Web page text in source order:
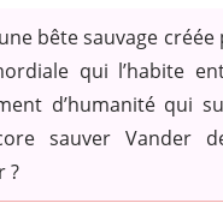
bête sauvage créée
qui l’habite
d’humanité qui
sauver Vander
?